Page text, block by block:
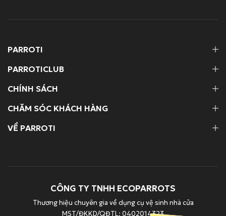
PARROTICLUB
CHÍNH SÁCH
CHĂM SÓC KHÁCH HÀNG
VỀ PARROTI
PARROTI
CÔNG TY TNHH ECOPARROTS
Thương hiệu chuyên gia về dụng cụ vệ sinh nhà cửa
MST/ĐKKD/QĐTL: 0402014323